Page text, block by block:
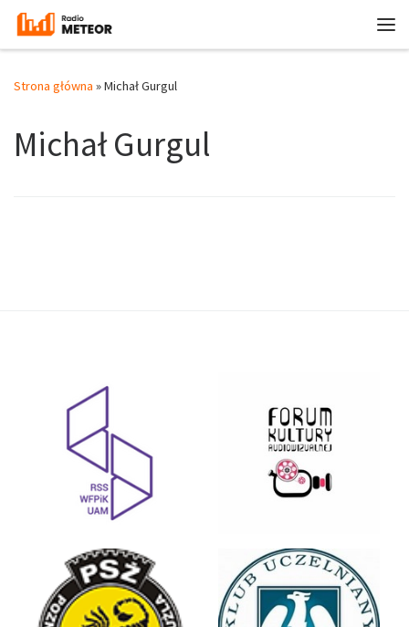
Przejdź do treści
Strona główna »Michał Gurgul
Michał Gurgul